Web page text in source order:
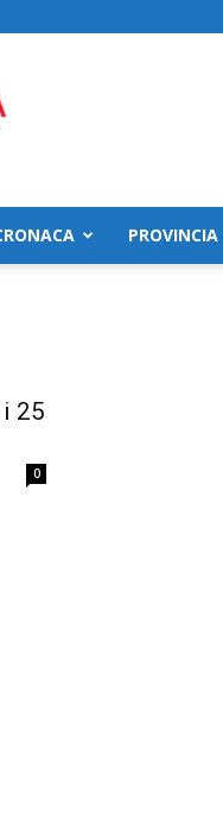
PROVINCIA
25
0